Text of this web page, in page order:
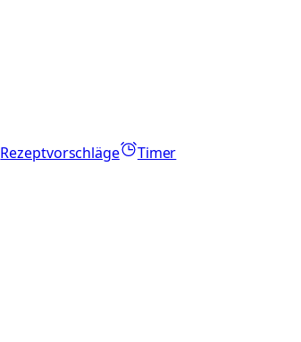
Rezeptvorschläge
Timer